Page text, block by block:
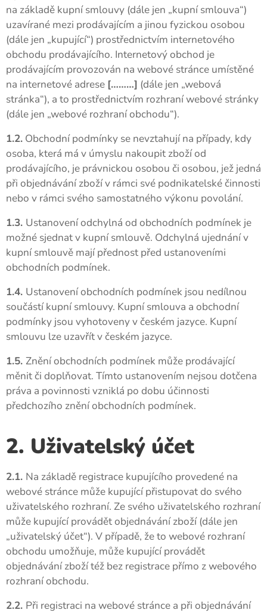
na základě kupní smlouvy (dále jen „kupní smlouva“)
uzavírané mezi prodávajícím a jinou fyzickou osobou
(dále jen „kupující“) prostřednictvím internetového
obchodu prodávajícího. Internetový obchod je
prodávajícím provozován na webové stránce umístěné
na internetové adrese [………] (dále jen „webová
stránka“), a to prostřednictvím rozhraní webové stránky
(dále jen „webové rozhraní obchodu“).
1.2. Obchodní podmínky se nevztahují na případy, kdy
osoba, která má v úmyslu nakoupit zboží od
prodávajícího, je právnickou osobou či osobou, jež jedná
při objednávání zboží v rámci své podnikatelské činnosti
nebo v rámci svého samostatného výkonu povolání.
1.3. Ustanovení odchylná od obchodních podmínek je
možné sjednat v kupní smlouvě. Odchylná ujednání v
kupní smlouvě mají přednost před ustanoveními
obchodních podmínek.
1.4. Ustanovení obchodních podmínek jsou nedílnou
součástí kupní smlouvy. Kupní smlouva a obchodní
podmínky jsou vyhotoveny v českém jazyce. Kupní
smlouvu lze uzavřít v českém jazyce.
1.5. Znění obchodních podmínek může prodávající
měnit či doplňovat. Tímto ustanovením nejsou dotčena
práva a povinnosti vzniklá po dobu účinnosti
předchozího znění obchodních podmínek.
2. Uživatelský účet
2.1. Na základě registrace kupujícího provedené na
webové stránce může kupující přistupovat do svého
uživatelského rozhraní. Ze svého uživatelského rozhraní
může kupující provádět objednávání zboží (dále jen
„uživatelský účet“). V případě, že to webové rozhraní
obchodu umožňuje, může kupující provádět
objednávání zboží též bez registrace přímo z webového
rozhraní obchodu.
2.2. Při registraci na webové stránce a při objednávání